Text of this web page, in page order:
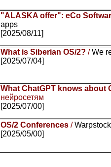
"ALASKA offer": eCo
apps
[2025/08/11]
What is Siberian OS/2? /We
[2025/07/04]
What ChatGPT knows about
нейросетям
[2025/07/00]
OS/2 Conferences /
[2025/05/00]